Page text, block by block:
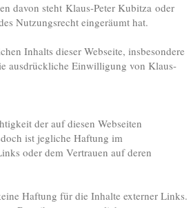
davon steht Klaus-Peter Kubitza oder
Nutzungsrecht eingeräumt hat.
Inhalts dieser Webseite, insbesondere
ausdrückliche Einwilligung von Klaus-
der auf diesen Webseiten
ist jegliche Haftung im
oder dem Vertrauen auf deren
Haftung für die Inhalte externer Links.